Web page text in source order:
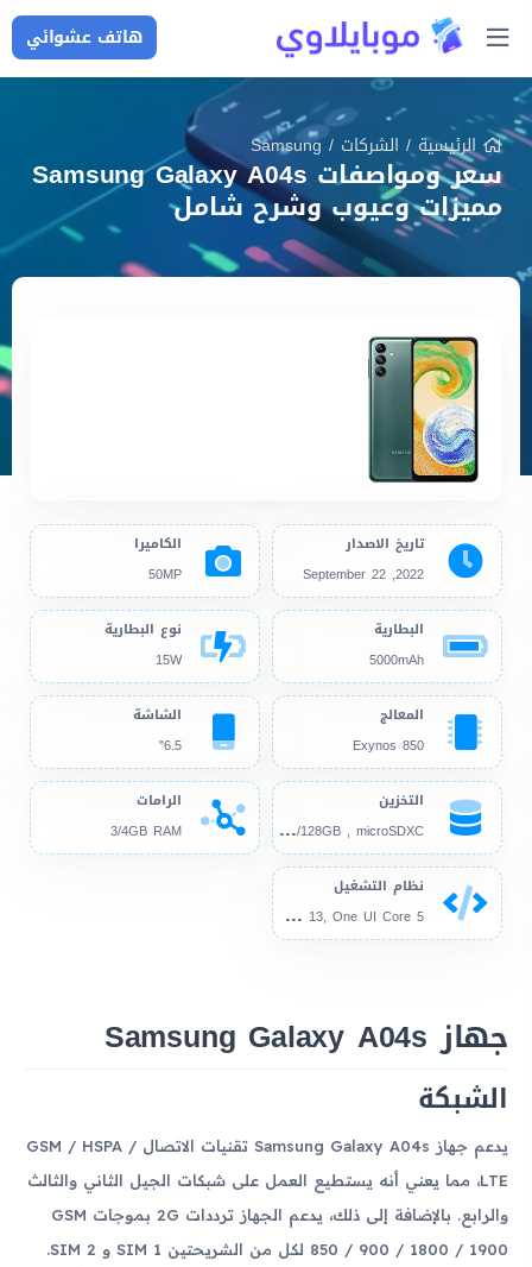
هاتف عشوائي
الرئيسية/ الشركات /
Samsung
سعر ومواصفات Samsung Galaxy A04s
مميزات وعيوب وشرح شامل
تاريخ الاصدار
2022, September 22
الكاميرا
50MP
البطارية
5000mAh
نوع البطارية
15W
المعالج
Exynos 850
الشاشة
6.5"
التخزين
32G
B/64GB/128GB , microSDXC
الرامات
3/4GB RAM
نظام التشغيل
And
roid 12, up to Android 13, One UI Core 5
جهاز Samsung Galaxy A04s
الشبكة
يدعم جهاز Samsung Galaxy A04s تقنيات الاتصال GSM / HSPA /
LTE، مما يعني أنه يستطيع العمل على شبكات الجيل الثاني والثالث
والرابع. بالإضافة إلى ذلك، يدعم الجهاز ترددات 2G بموجات GSM
850 / 900 / 1800 / 1900 لكل من الشريحتين SIM 1 و SIM 2.